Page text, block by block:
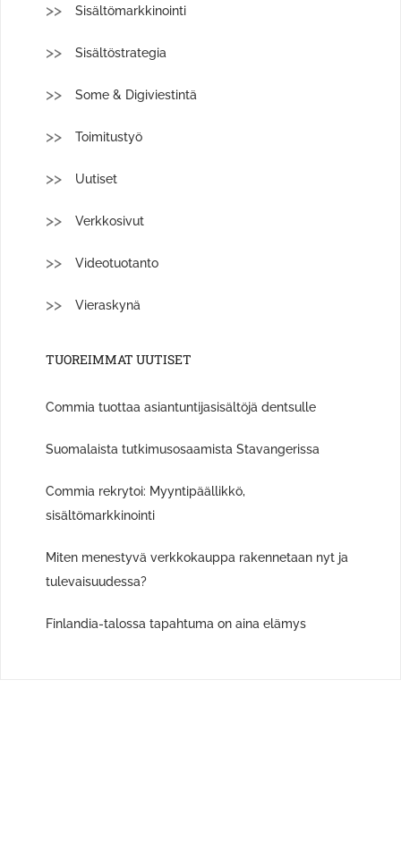
Sisältömarkkinointi
Sisältöstrategia
Some & Digiviestintä
Toimitustyö
Uutiset
Verkkosivut
Videotuotanto
Vieraskynä
TUOREIMMAT UUTISET
Commia tuottaa asiantuntijasisältöjä dentsulle
Suomalaista tutkimusosaamista Stavangerissa
Commia rekrytoi: Myyntipäällikkö,
sisältömarkkinointi
Miten menestyvä verkkokauppa rakennetaan nyt ja
tulevaisuudessa?
Finlandia-talossa tapahtuma on aina elämys